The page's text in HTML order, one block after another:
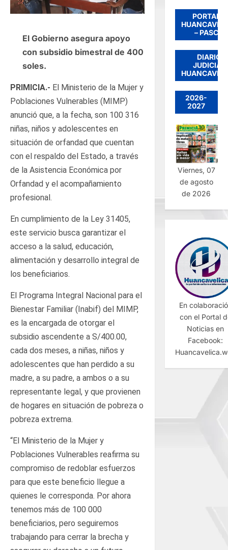
El Gobierno asegura apoyo
con subsidio bimestral de 400
soles.
PRIMICIA.- El Ministerio de la Mujer y
Poblaciones Vulnerables (MIMP)
anunció que, a la fecha, son 100 316
niñas, niños y adolescentes en
situación de orfandad que cuentan
con el respaldo del Estado, a través
de la Asistencia Económica por
Orfandad y el acompañamiento
profesional.
En cumplimiento de la Ley 31405,
este servicio busca garantizar el
acceso a la salud, educación,
alimentación y desarrollo integral de
los beneficiarios.
El Programa Integral Nacional para el
Bienestar Familiar (Inabif) del MIMP,
es la encargada de otorgar el
subsidio ascendente a S/400.00,
cada dos meses, a niñas, niños y
adolescentes que han perdido a su
madre, a su padre, a ambos o a su
representante legal, y que provienen
de hogares en situación de pobreza o
pobreza extrema.
“El Ministerio de la Mujer y
Poblaciones Vulnerables reafirma su
compromiso de redoblar esfuerzos
para que este beneficio llegue a
quienes le corresponda. Por ahora
tenemos más de 100 000
beneficiarios, pero seguiremos
trabajando para cerrar la brecha y
PORTADA
– PASCO
DIARIO
JUDICIAL
2026-
2027
Viernes, 07
de agosto
de 2026
En
con el Portal
Noticias en
Facebook: